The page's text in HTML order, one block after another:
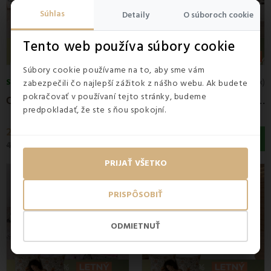
Súhlas Detaily O súboroch cookie
Tento web používa súbory cookie
Súbory cookie používame na to, aby sme vám
zabezpečili čo najlepší zážitok z nášho webu. Ak budete
pokračovať v používaní tejto stránky, budeme
predpokladať, že ste s ňou spokojní.
ODMIETNUŤ
PRISPÔSOBIŤ
PRIJAŤ VŠETKO
SKLADOM 5(1x)
O
bliečky MARIET satén 140x200 + 70x90 EMI
46,50 €
SKLADOM
O
bliečky Manila satén 140x200 + 70x90 EMI
46,50 €
Zľava -51% Zľava -56%